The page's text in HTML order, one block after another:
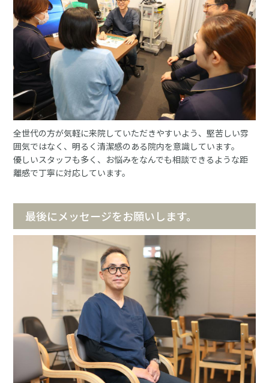
全世代の方が気軽に来院していただきやすいよう、堅苦しい雰
囲気ではなく、明るく清潔感のある院内を意識しています。
優しいスタッフも多く、お悩みをなんでも相談できるような距
離感で丁寧に対応しています。
最後にメッセージをお願いします。